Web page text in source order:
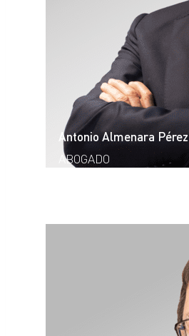
Antonio Almenara Pérez
ABOGADO